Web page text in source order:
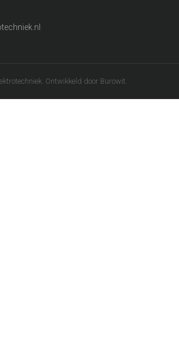
Ontwikkeld door Burowit.